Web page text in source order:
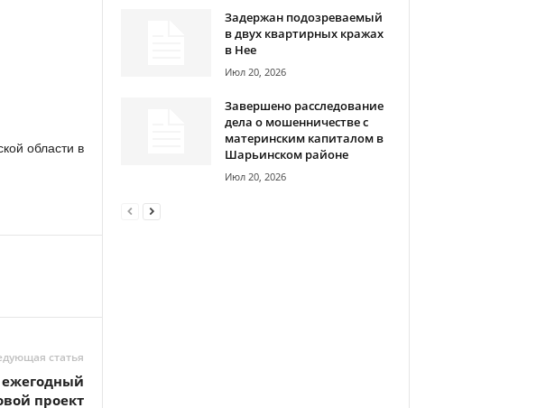
области в
статья
проект
Задержан подозреваемый
в двух квартирных кражах
в Нее
Июл 20, 2026
Завершено расследование
дела о мошенничестве с
материнским капиталом в
Шарьинском районе
Июл 20, 2026